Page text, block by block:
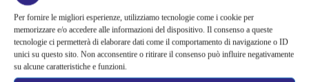
Per fornire le migliori esperienze, utilizziamo tecnologie come i cookie per
memorizzare e/o accedere alle informazioni del dispositivo. Il consenso a queste
tecnologie ci permetterà di elaborare dati come il comportamento di navigazione o ID
unici su questo sito. Non acconsentire o ritirare il consenso può influire negativamente
su alcune caratteristiche e funzioni.